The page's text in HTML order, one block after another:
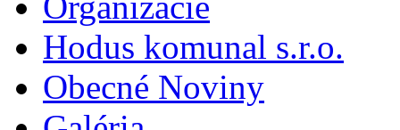
Hodus komunal s.r.o.
Obecné Noviny